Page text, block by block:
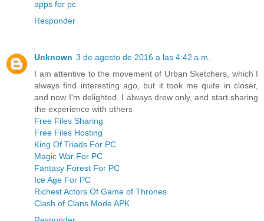
apps for pc
Responder
Unknown 3 de agosto de 2016 a las 4:42 a.m.
I am attentive to the movement of Urban Sketchers, which I
always find interesting ago, but it took me quite in closer,
and now I'm delighted. I always drew only, and start sharing
the experience with others
Free Files Sharing
Free Files Hosting
King Of Triads For PC
Magic War For PC
Fantasy Forest For PC
Ice Age For PC
Richest Actors Of Game of Thrones
Clash of Clans Mode APK